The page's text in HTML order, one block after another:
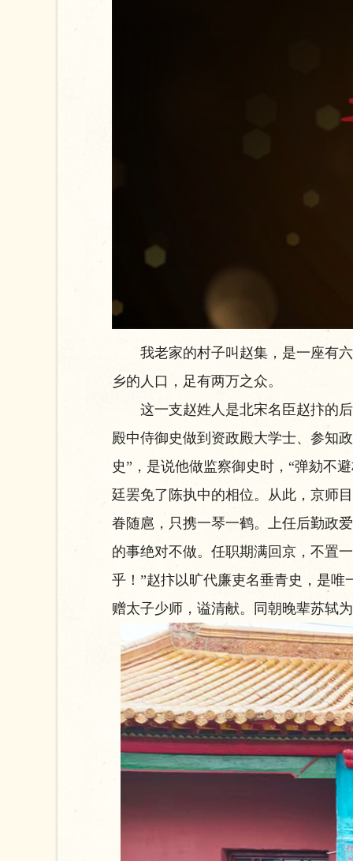
我老家的村子叫赵集，是一座有六
乡的人口，足有两万之众。
这一支赵姓人是北宋名臣赵抃的后
殿中侍御史做到资政殿大学士、参知
史”，是说他做监察御史时，“弹劾不
廷罢免了陈执中的相位。从此，京师
眷随扈，只携一琴一鹤。上任后勤政
的事绝对不做。任职期满回京，不置
乎！”赵抃以旷代廉吏名垂青史，是
赠太子少师，谥清献。同朝晚辈苏轼